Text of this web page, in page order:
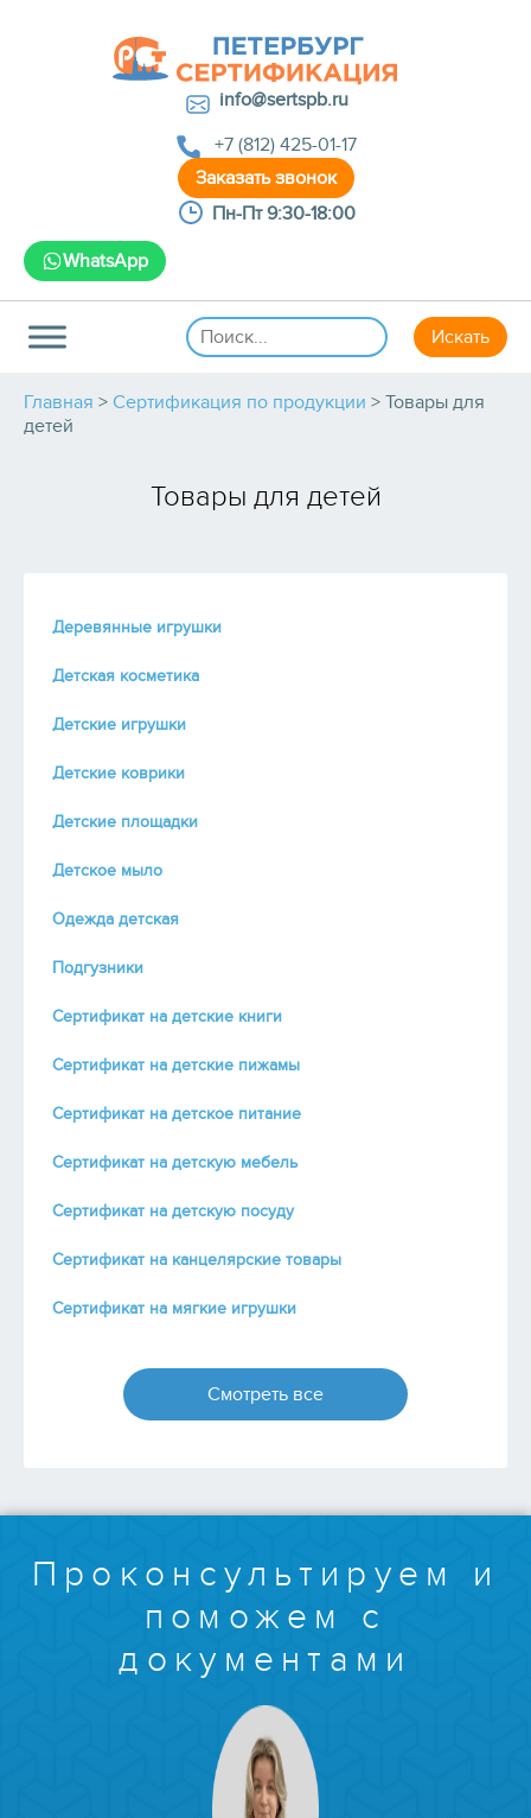
info@sertspb.ru
+7 (812) 425-01-17
Пн-Пт 9:30-18:00
WhatsApp
Главная > Сертификация по продукции > Товары для
детей
Товары для детей
Деревянные игрушки
Детская косметика
Детские игрушки
Детские коврики
Детские площадки
Детское мыло
Одежда детская
Подгузники
Сертификат на детские книги
Сертификат на детские пижамы
Сертификат на детское питание
Сертификат на детскую мебель
Сертификат на детскую посуду
Сертификат на канцелярские товары
Сертификат на мягкие игрушки
Смотреть все
Проконсультируем и
поможем с
документами